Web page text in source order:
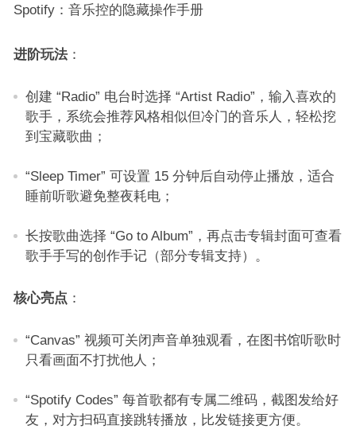
Spotify：音乐控的隐藏操作手册​
进阶玩法：​
创建 “Radio” 电台时选择 “Artist Radio”，输入喜欢的
歌手，系统会推荐风格相似但冷门的音乐人，轻松挖
到宝藏歌曲；​
“Sleep Timer” 可设置 15 分钟后自动停止播放，适合
睡前听歌避免整夜耗电；​
长按歌曲选择 “Go to Album”，再点击专辑封面可查看
歌手手写的创作手记（部分专辑支持）。​
核心亮点 ：​
“Canvas” 视频可关闭声音单独观看，在图书馆听歌时
只看画面不打扰他人；​
“Spotify Codes” 每首歌都有专属二维码，截图发给好
友，对方扫码直接跳转播放，比发链接更方便。​